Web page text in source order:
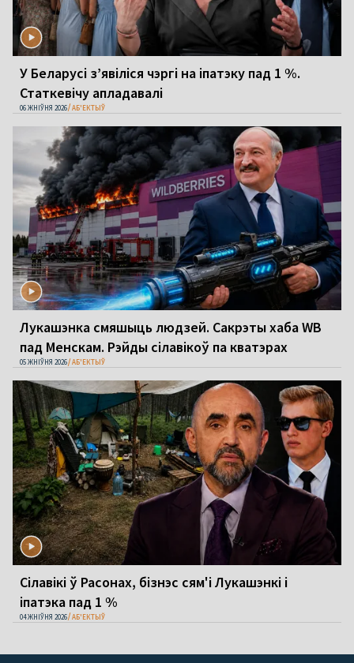
У Беларусі з’явіліся чэргі на іпатэку пад 1 %.
Статкевічу апладавалі
06 ЖНІЎНЯ 2026 АБ'ЕКТЫЎ
Лукашэнка смяшыць людзей. Сакрэты хаба WB
пад Менскам. Рэйды сілавікоў па кватэрах
05 ЖНІЎНЯ 2026 АБ'ЕКТЫЎ
Сілавікі ў Расонах, бізнэс сям'і Лукашэнкі і
іпатэка пад 1 %
04 ЖНІЎНЯ 2026 АБ'ЕКТЫЎ